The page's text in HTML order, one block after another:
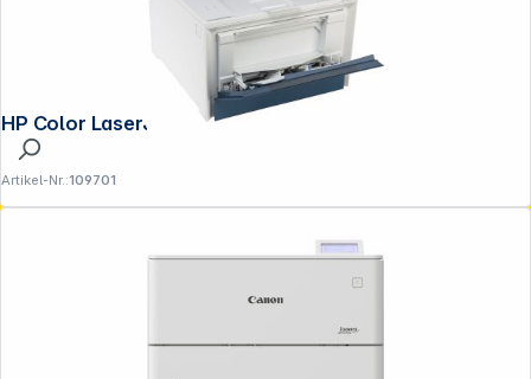
HP Color LaserJet Pro 4202 dn
Artikel-Nr.:109701